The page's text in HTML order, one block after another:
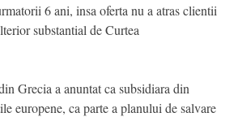
6 ani, insa oferta nu a atras clientii
substantial de Curtea
Grecia a anuntat ca subsidiara din
europene, ca parte a planului de salvare